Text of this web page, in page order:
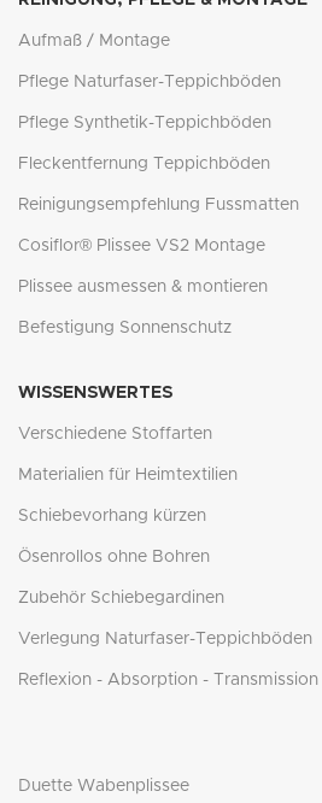
Aufmaß / Montage
Pflege Naturfaser-Teppichböden
Pflege Synthetik-Teppichböden
Fleckentfernung Teppichböden
Reinigungsempfehlung Fussmatten
Cosiflor® Plissee VS2 Montage
Plissee ausmessen & montieren
Befestigung Sonnenschutz
WISSENSWERTES
Verschiedene Stoffarten
Materialien für Heimtextilien
Schiebevorhang kürzen
Ösenrollos ohne Bohren
Zubehör Schiebegardinen
Verlegung Naturfaser-Teppichböden
Reflexion - Absorption - Transmission
Duette Wabenplissee